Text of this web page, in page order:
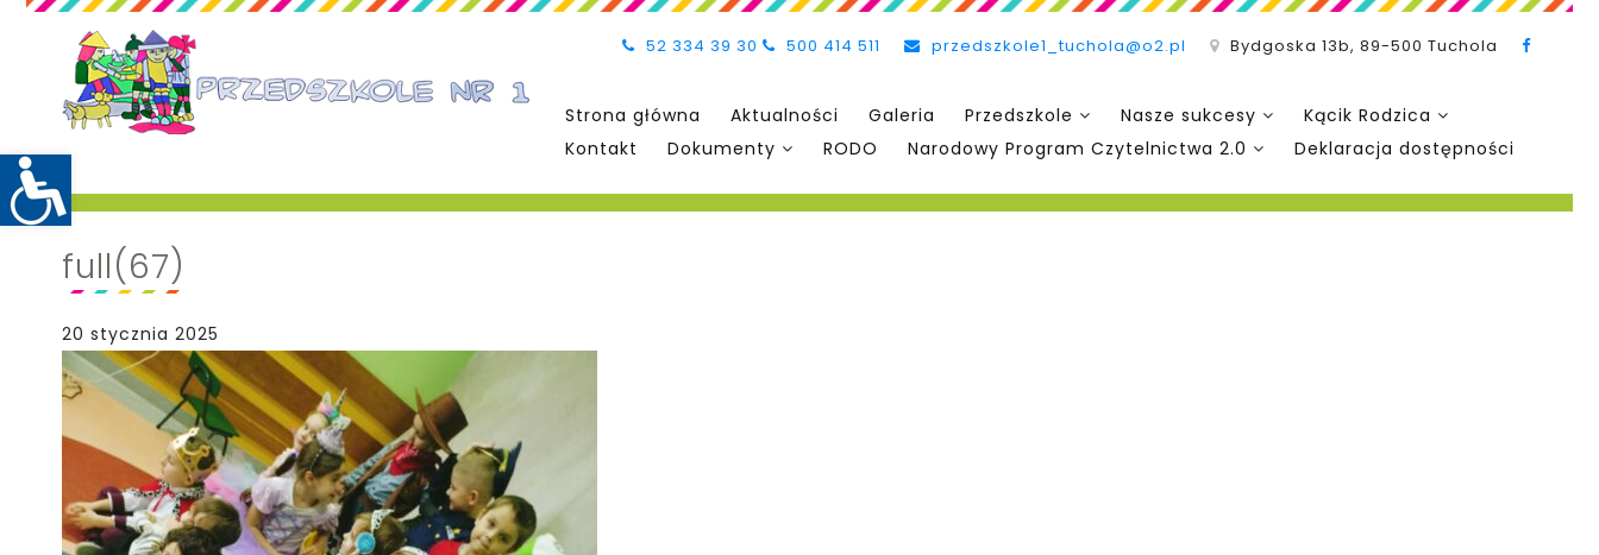
52 334 39 30 500 414 511 przedszkole1_tuchola@o2.pl Bydgoska 13b, 89-500 Tuchola
Strona główna Aktualności Galeria Przedszkole Nasze sukcesy
Kącik Rodzica
Kontakt
Dokumenty RODO Narodowy Program Czytelnictwa 2.0 Deklaracja dostępności
full(67)
20 stycznia 2025